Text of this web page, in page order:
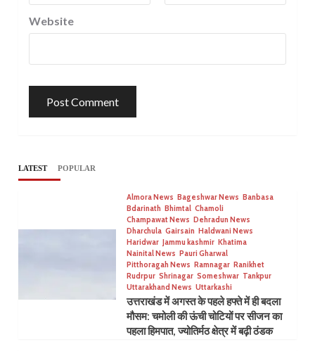
Website
LATEST POPULAR
Almora News Bageshwar News Banbasa
Bdarinath Bhimtal Chamoli
Champawat News Dehradun News
Dharchula Gairsain Haldwani News
Haridwar Jammu kashmir Khatima
Nainital News Pauri Gharwal
Pitthoragah News Ramnagar Ranikhet
Rudrpur Shrinagar Someshwar Tankpur
Uttarakhand News Uttarkashi
उत्तराखंड में अगस्त के पहले हफ्ते में ही बदला
मौसम: चमोली की ऊंची चोटियों पर सीजन का
पहला हिमपात, ज्योतिर्मठ क्षेत्र में बढ़ी ठंडक